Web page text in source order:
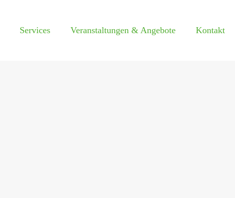
Services Veranstaltungen & Angebote Kontakt